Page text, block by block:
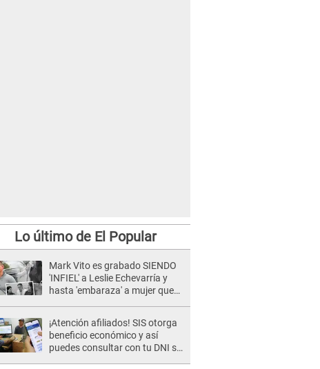
Lo último de El Popular
Mark Vito es grabado SIENDO
'INFIEL' a Leslie Echevarría y
hasta 'embaraza' a mujer que
¡Atención afiliados! SIS otorga
beneficio económico y así
puedes consultar con tu DNI si